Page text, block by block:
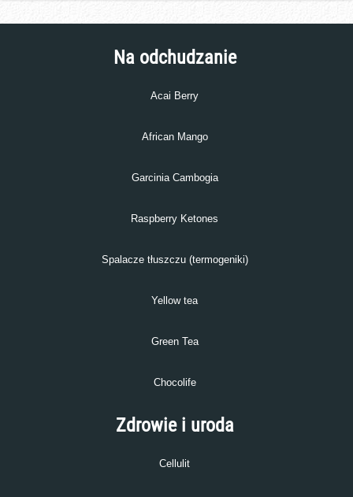
Na odchudzanie
Acai Berry
African Mango
Garcinia Cambogia
Raspberry Ketones
Spalacze tłuszczu (termogeniki)
Yellow tea
Green Tea
Chocolife
Zdrowie i uroda
Cellulit